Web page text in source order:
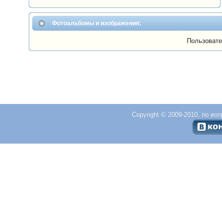
Фотоальбомы и изображения:
Copyright © 2009-2010, по